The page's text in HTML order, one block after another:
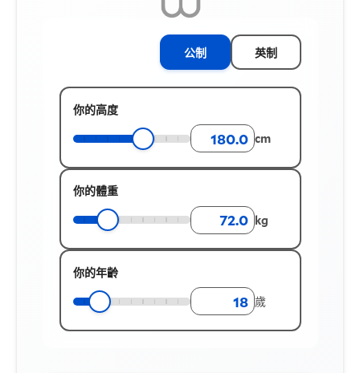
公制 英制
你的高度
cm
你的體重
kg
你的年齡
歲